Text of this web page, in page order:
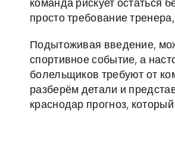
команда рискует остаться
просто требование
Подытоживая введение,
спортивное событие, а
болельщиков требуют от
разберём детали и
краснодар прогноз,